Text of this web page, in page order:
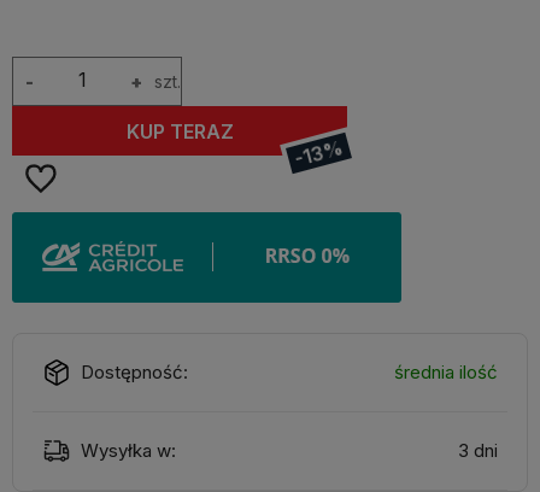
+
- szt.
KUP TERAZ
-13%
Dostępność: średnia ilość
Wysyłka w: 3 dni